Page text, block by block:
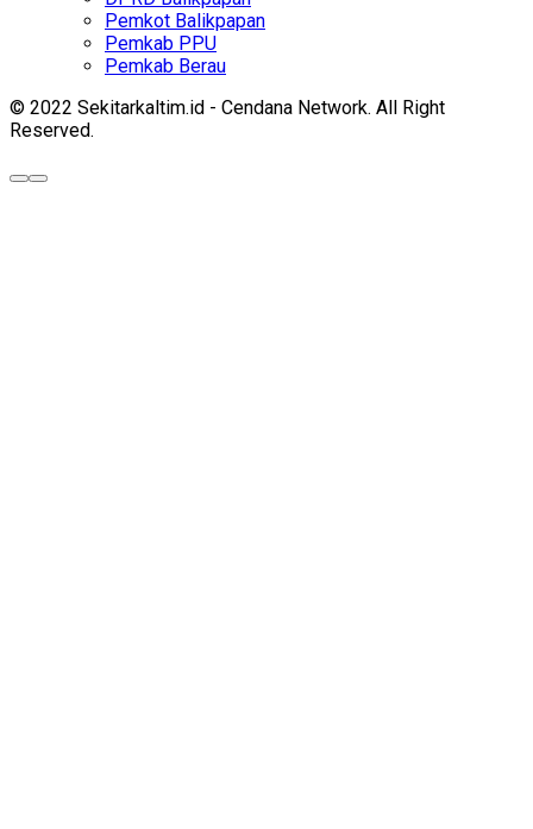
Pemkot Balikpapan
Pemkab PPU
Pemkab Berau
© 2022 Sekitarkaltim.id - Cendana Network. All Right
Reserved.